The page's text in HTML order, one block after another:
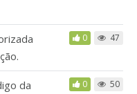
0 47
da
0 50